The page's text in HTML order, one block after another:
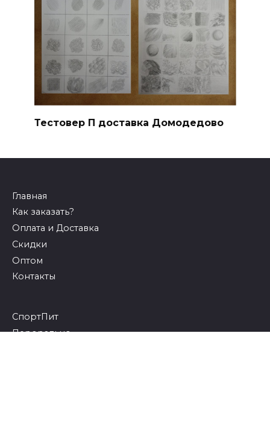
Тестовер П доставка Домодедово
Главная
Как заказать?
Оплата и Доставка
Скидки
Оптом
Контакты
СпортПит
Перорально